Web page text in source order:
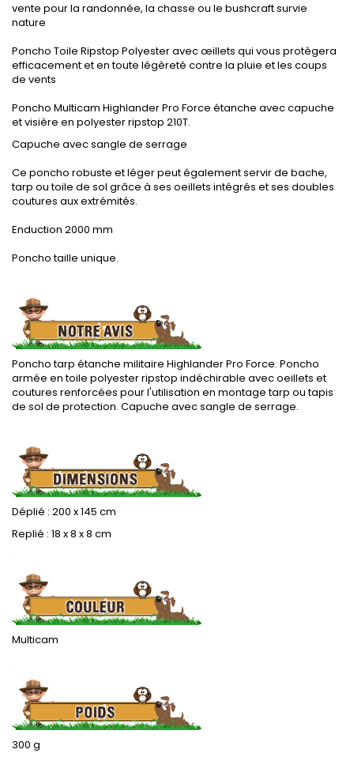
vente pour la randonnée, la chasse ou le bushcraft survie
nature
Poncho Toile Ripstop Polyester avec œillets qui vous protègera
efficacement et en toute légèreté contre la pluie et les coups
de vents
Poncho Multicam Highlander Pro Force étanche avec capuche
et visière en polyester ripstop 210T.
Capuche avec sangle de serrage
Ce poncho robuste et léger peut également servir de bache,
tarp ou toile de sol grâce à ses oeillets intégrés et ses doubles
coutures aux extrémités.
Enduction 2000 mm
Poncho taille unique.
.
Poncho tarp étanche militaire Highlander Pro Force. Poncho
armée en toile polyester ripstop indéchirable avec oeillets et
coutures renforcées pour l'utilisation en montage tarp ou tapis
de sol de protection. Capuche avec sangle de serrage.
.
Déplié : 200 x 145 cm
Replié : 18 x 8 x 8 cm
.
Multicam
.
300 g